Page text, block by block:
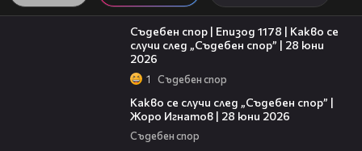
47:02
Съдебен спор | Епизод 1178 | Какво се
случи след „Съдебен спор” | 28 юни
2026
1 Съдебен спор
Какво се случи след „Съдебен спор” |
Жоро Игнатов | 28 юни 2026
Съдебен спор